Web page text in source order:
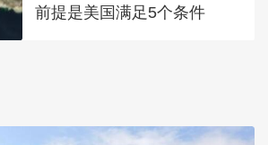
前提是美国满足5个条件